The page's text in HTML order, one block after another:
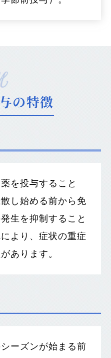
の特徴
を投与すること
し始める前から免
生を抑制すること
より、症状の重症
あります。
ーズンが始まる前